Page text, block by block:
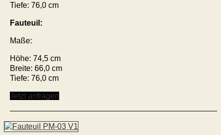
Tiefe: 76,0 cm
Fauteuil:
Maße:
Höhe: 74,5 cm
Breite: 66,0 cm
Tiefe: 76,0 cm
Jetzt anfragen